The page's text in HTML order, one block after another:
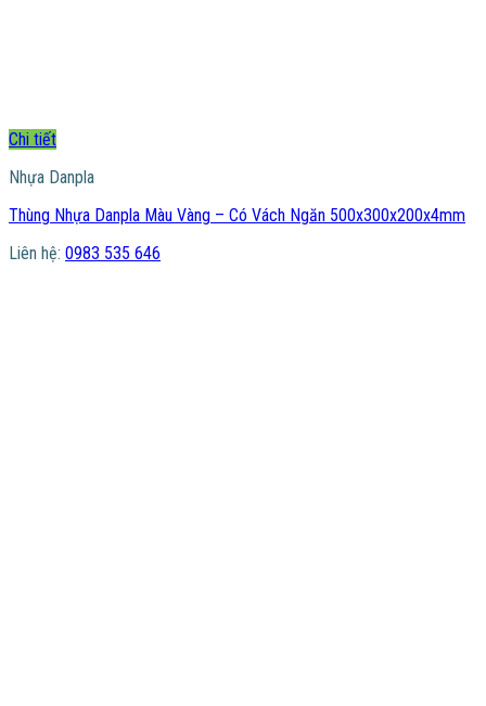
Chi tiết
Nhựa Danpla
Thùng Nhựa Danpla Màu Vàng – Có Vách Ngăn 500x300x200x4mm
Liên hệ: 0983 535 646